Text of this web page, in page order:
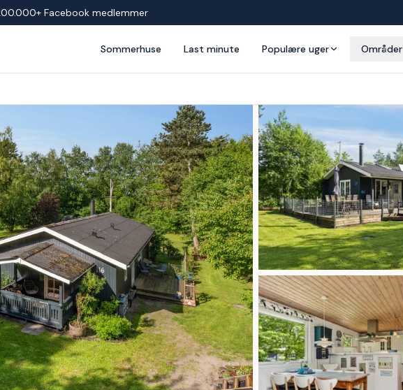
Facebook medlemmer
Sommerhuse Last minute Populære uger Områder